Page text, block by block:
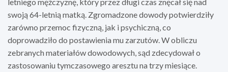
swoją 64-letnią matką. Zgromadzone dowody potwierdziły
zarówno przemoc fizyczną, jak i psychiczną, co
doprowadziło do postawienia mu zarzutów. W obliczu
zebranych materiałów dowodowych, sąd zdecydował o
zastosowaniu tymczasowego aresztu na trzy miesiące.